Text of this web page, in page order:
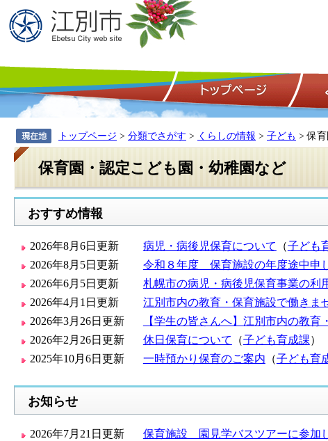
トッ
トップページ > 分類でさがす > くらしの情報 > 子ども > 保
保育園・認定こども園・幼稚園など
おすすめ情報
2026年8月6日更新 病児・病後児保育について （子ども
2026年8月5日更新
令和８年度 保育施設の年度途中申
2026年6月5日更新
札幌市の病児・病後児保育事業の利
2026年4月1日更新
江別市内の教育・保育施設で働きま
2026年3月26日更新
【学生の皆さんへ】江別市内の教
2026年2月26日更新
休日保育について （子ども育成課）
2025年10月6日更新
一時預かり保育のご案内 （子ども育
お知らせ
2026年7月21日更新 保育施設 園見学バスツアーに参加